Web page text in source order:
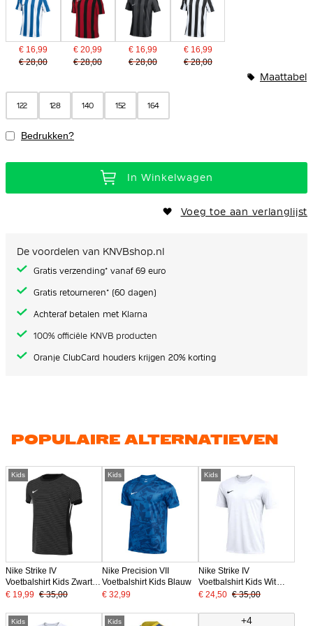
€ 16,99
€ 28,00
€ 20,99
€ 28,00
€ 16,99
€ 28,00
€ 16,99
€ 28,00
122 128 140 152 164
Maattabel
Bedrukken?
In Winkelwagen
Voeg toe aan verlanglijst
De voordelen van KNVBshop.nl
Gratis verzending* vanaf 69 euro
Gratis retourneren* (60 dagen)
Achteraf betalen met Klarna
100% officiële KNVB producten
Oranje ClubCard houders krijgen 20% korting
POPULAIRE ALTERNATIEVEN
Kids
Nike Strike IV
Voetbalshirt Kids Zwart
Grijs
€ 19,99 € 35,00
Kids
Nike Precision VII
Voetbalshirt Kids Blauw
€ 32,99
Kids
Nike Strike IV
Voetbalshirt Kids Wit
Zwart
€ 24,50 € 35,00
Kids Kids +4